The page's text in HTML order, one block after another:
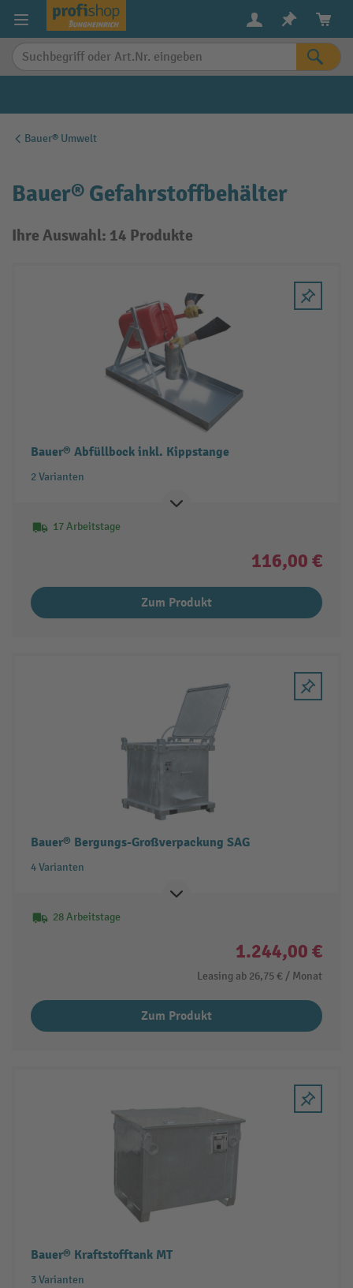
springen
Bauer® Umwelt
Bauer® Gefahrstoffbehälter
Ihre Auswahl: 14 Produkte
Bauer® Abfüllbock inkl. Kippstange
2 Varianten
17 Arbeitstage
116,00 €
Zum Produkt
Bauer® Bergungs-Großverpackung SAG
4 Varianten
28 Arbeitstage
1.244,00 €
Leasing ab 26,75 € / Monat
Zum Produkt
Bauer® Kraftstofftank MT
3 Varianten